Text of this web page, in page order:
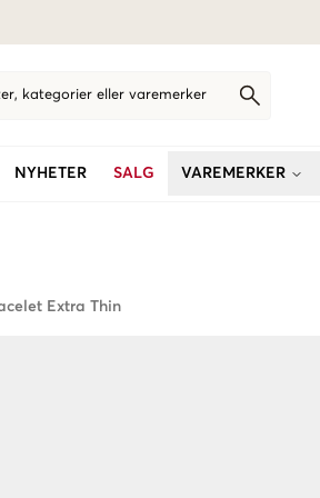
kategorier eller varemerker
NYHETER SALG VAREMERKER
Extra Thin